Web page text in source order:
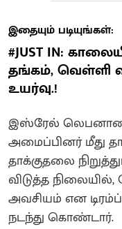
இதையும் படியுங்கள்:
#JUST IN:
தங்கம், வெள்ளி
உயர்வு.!
இஸ்ரேல்
அமைப்பினர் மீது
தாக்குதலை
விடுத்த நிலையில்,
அவசியம் என
நடந்து கொண்டார்.